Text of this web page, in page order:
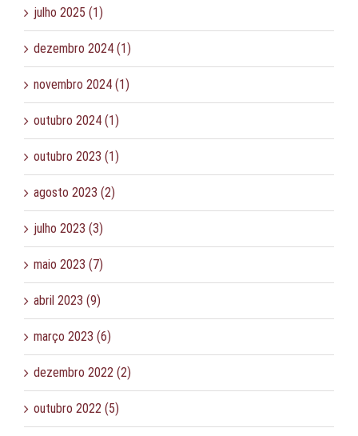
julho 2025 (1)
dezembro 2024 (1)
novembro 2024 (1)
outubro 2024 (1)
outubro 2023 (1)
agosto 2023 (2)
julho 2023 (3)
maio 2023 (7)
abril 2023 (9)
março 2023 (6)
dezembro 2022 (2)
outubro 2022 (5)